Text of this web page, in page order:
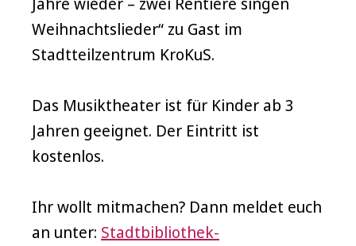
Weihnachtslieder“ zu Gast im
Stadtteilzentrum KroKuS.
Das Musiktheater ist für Kinder ab 3
Jahren geeignet. Der Eintritt ist
kostenlos.
Ihr wollt mitmachen? Dann meldet euch
an unter: Stadtbibliothek-